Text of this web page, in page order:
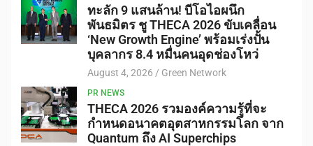
ทะลัก 9 แสนล้าน! บีโอไอผนึก
พันธมิตร ชู THECA 2026 ขับเคลื่อน
‘New Growth Engine’ พร้อมเร่งปั้น
บุคลากร 8.4 หมื่นคนอุดช่องโหว่
August 4, 2026 Green Network
PR NEWS
THECA 2026 รวมองค์ความรู้ที่จะ
กำหนดอนาคตอุตสาหกรรมโลก จาก
Quantum ถึง AI Superchips